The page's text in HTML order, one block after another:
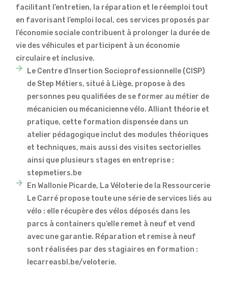
facilitant l’entretien, la réparation et le réemploi tout
en favorisant l’emploi local, ces services proposés par
l’économie sociale contribuent à prolonger la durée de
vie des véhicules et participent à un économie
circulaire et inclusive.
Le Centre d’Insertion Socioprofessionnelle (CISP)
de Step Métiers, situé à Liège, propose à des
personnes peu qualifiées de se former au métier de
mécanicien ou mécanicienne vélo. Alliant théorie et
pratique, cette formation dispensée dans un
atelier pédagogique inclut des modules théoriques
et techniques, mais aussi des visites sectorielles
ainsi que plusieurs stages en entreprise :
stepmetiers.be
En Wallonie Picarde, La Véloterie de la Ressourcerie
Le Carré propose toute une série de services liés au
vélo : elle récupère des vélos déposés dans les
parcs à containers qu’elle remet à neuf et vend
avec une garantie. Réparation et remise à neuf
sont réalisées par des stagiaires en formation :
lecarreasbl.be/veloterie.